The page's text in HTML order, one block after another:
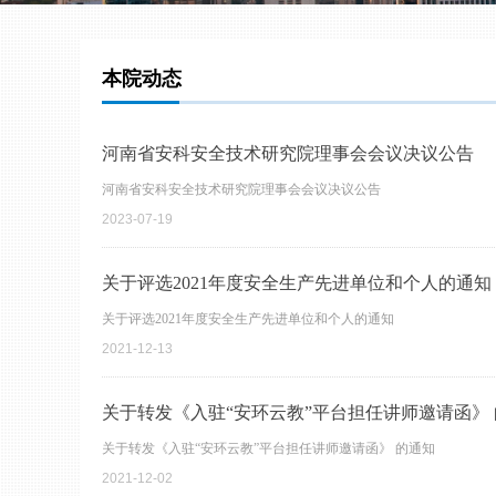
河南省安科安全技术研究院理事会会议决议公告
河南省安科安全技术研究院理事会会议决议公告
2023-07-19
关于评选2021年度安全生产先进单位和个人的通知
关于评选2021年度安全生产先进单位和个人的通知
2021-12-13
关于转发《入驻“安环云教”平台担任讲师邀请函》
关于转发《入驻“安环云教”平台担任讲师邀请函》 的通知
2021-12-02
本院动态